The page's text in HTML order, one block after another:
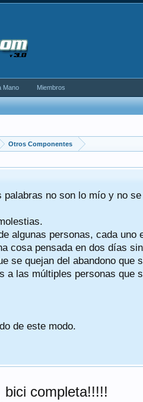
Otros Componentes
no son lo mío y no
algunas personas, cada
cosa pensada en dos días
se quejan del abandono
a las múltiples personas
de este modo.
bici completa!!!!!
Mano Miembros